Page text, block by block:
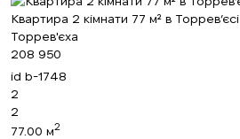
Квартира 2 кімнати 77 м² в Торрев’єсі
Торрев'єха
208 950
id b-1748
2
2
77.00 м2